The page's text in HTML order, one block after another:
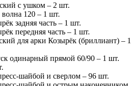
с ушком – 2 шт.
120 – 1 шт.
задняя часть – 1 шт.
передняя часть – 1 шт.
для арки Козырёк (бриллиант) – 1
одинарный прямой 60/90 – 1 шт.
шайбой и сверлом – 96 шт.